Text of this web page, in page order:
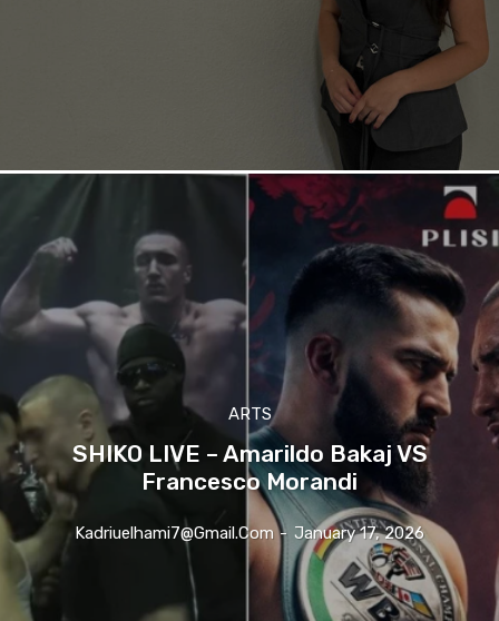
ARTS
SHIKO LIVE – Amarildo Bakaj VS
Francesco Morandi
Kadriuelhami7@gmail.com - January 17, 2026